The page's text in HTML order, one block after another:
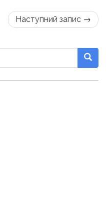
Наступний запис →